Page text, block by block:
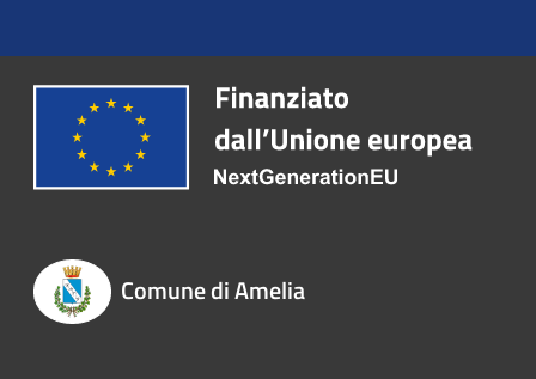
Comune di Amelia